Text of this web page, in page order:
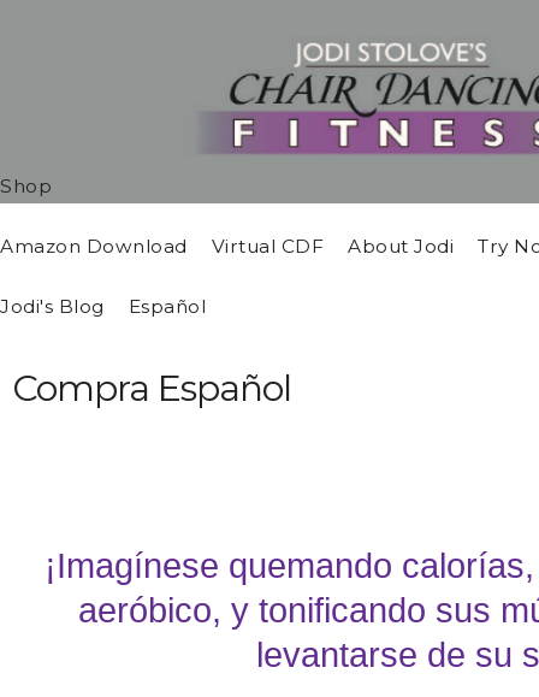
Shop
Amazon Download Virtual CDF About Jodi Try
Jodi's Blog Español
Compra Español
¡Imagínese quemando
aeróbico, y tonificando sus
levantarse de su